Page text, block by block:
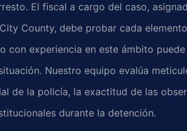
El fiscal a cargo del caso,
County, debe probar cada
con experiencia en este ámbito
Nuestro equipo evalúa
de la policía, la exactitud de las
durante la detención.